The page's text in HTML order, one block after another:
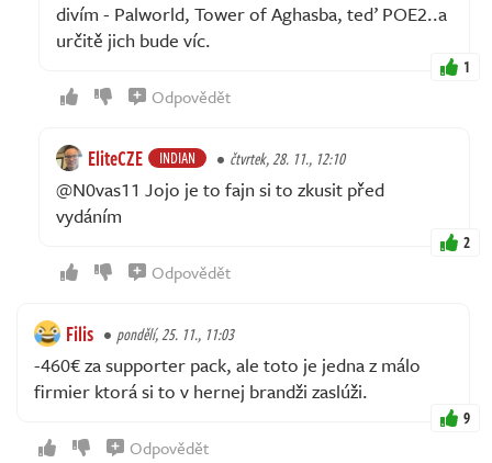
divím - Palworld, Tower of Aghasba, teď POE2..a
určitě jich bude víc.
1
Odpovědět
EliteCZE INDIAN čtvrtek, 28. 11., 12:10
@N0vas11 Jojo je to fajn si to zkusit před
vydáním
2
Odpovědět
Filis pondělí, 25. 11., 11:03
-460€ za supporter pack, ale toto je jedna z málo
firmier ktorá si to v hernej brandži zaslúži.
9
Odpovědět